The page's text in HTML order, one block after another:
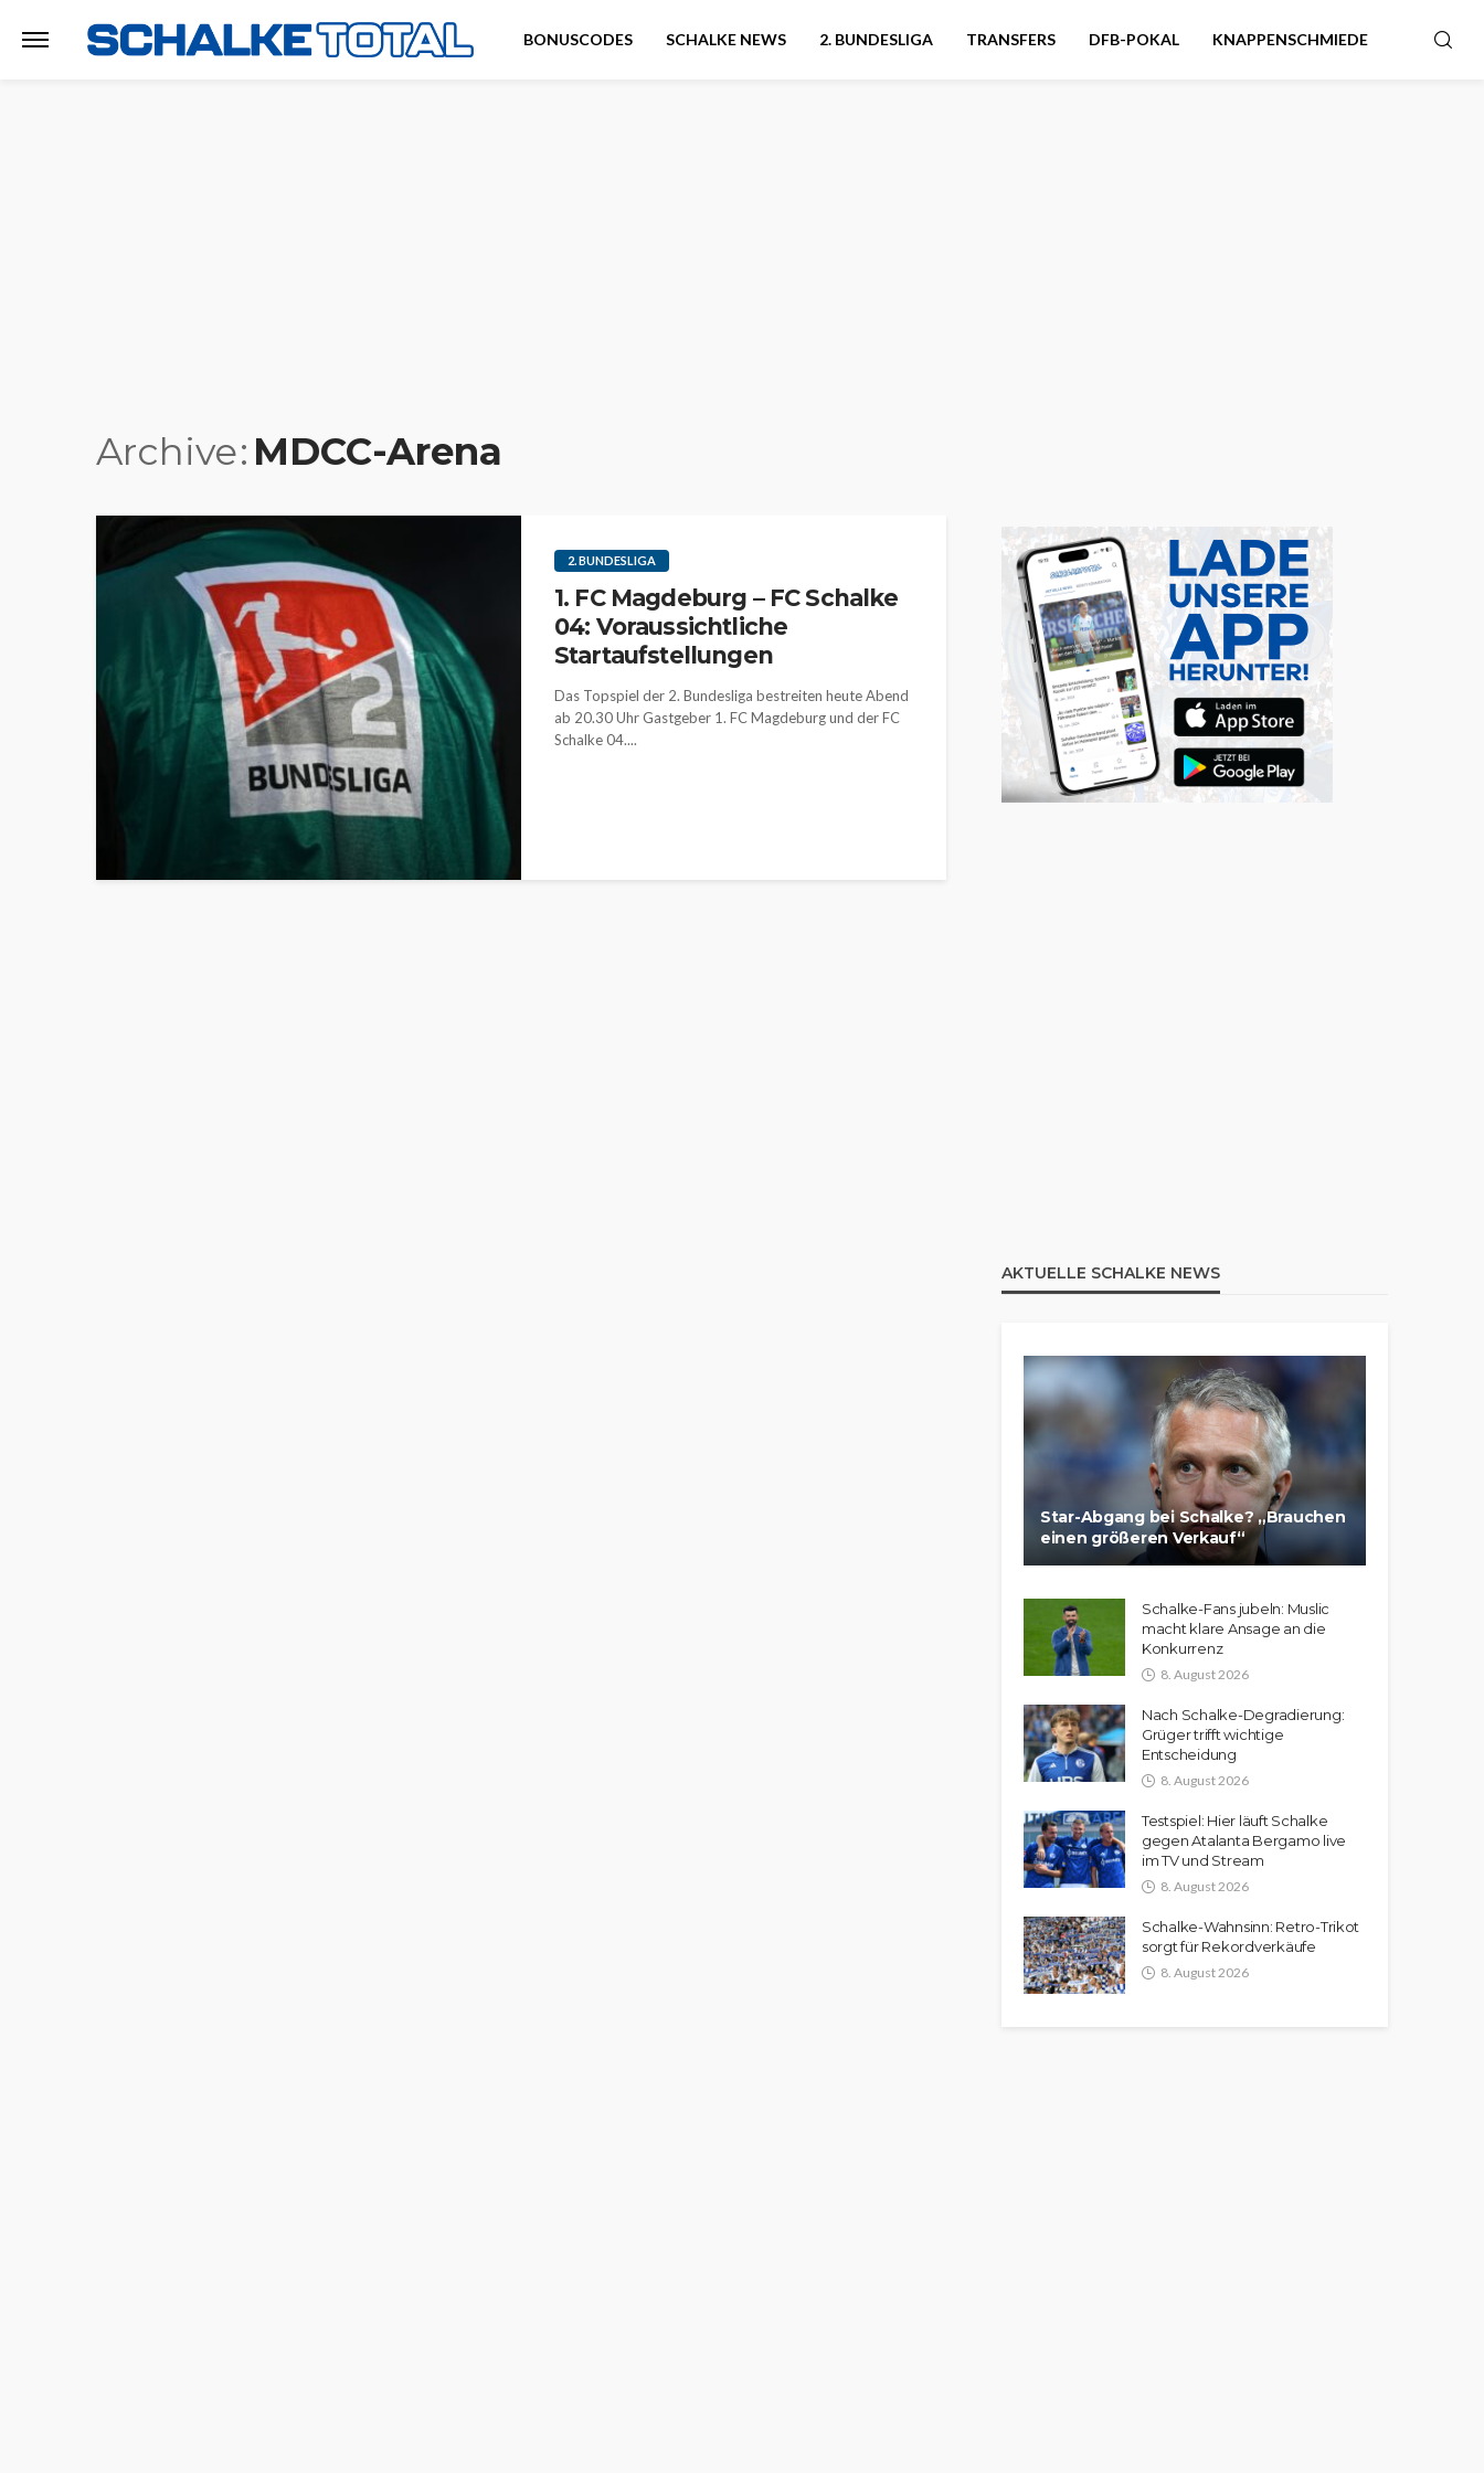
BONUSCODES SCHALKE NEWS 2. BUNDESLIGA TRANSFERS DFB-POKAL KNAPPENSCHMIEDE
Archive MDCC-Arena
2. BUNDESLIGA
1. FC Magdeburg – FC Schalke
04: Voraussichtliche
Startaufstellungen
Das Topspiel der 2. Bundesliga bestreiten heute Abend
ab 20.30 Uhr Gastgeber 1. FC Magdeburg und der FC
Schalke 04....
AKTUELLE SCHALKE NEWS
Star-Abgang bei Schalke? „Brauchen
einen größeren Verkauf“
Schalke-Fans jubeln: Muslic
macht klare Ansage an die
Konkurrenz
8. August 2026
Nach Schalke-Degradierung:
Grüger trifft wichtige
Entscheidung
8. August 2026
Testspiel: Hier läuft Schalke
gegen Atalanta Bergamo live
im TV und Stream
8. August 2026
Schalke-Wahnsinn: Retro-Trikot
sorgt für Rekordverkäufe
8. August 2026